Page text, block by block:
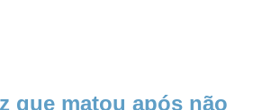
que matou após não